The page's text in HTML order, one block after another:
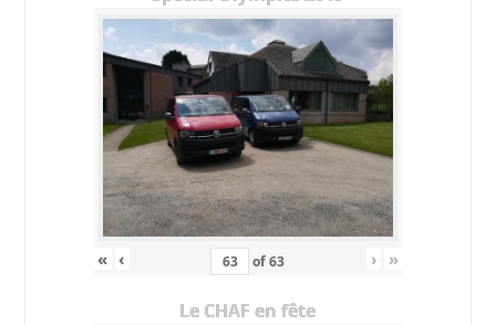
« ‹ of63 › »
Le CHAF en fête